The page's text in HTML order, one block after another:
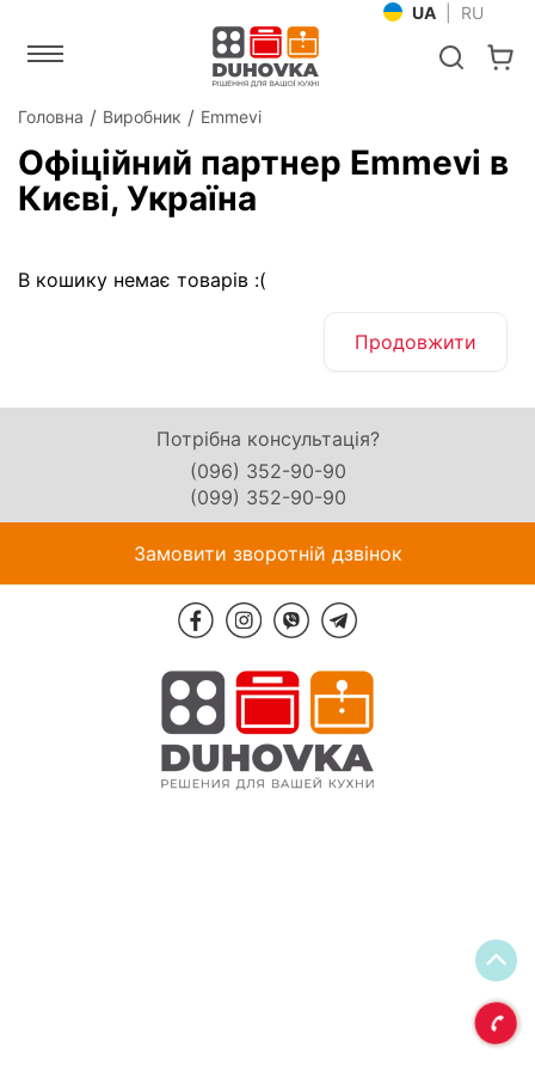
UA RU
Головна Виробник Emmevi
Офіційний партнер Emmevi в
Києві, Україна
В кошику немає товарів :(
Продовжити
Потрібна консультація?
(096) 352-90-90
(099) 352-90-90
Замовити зворотній дзвінок